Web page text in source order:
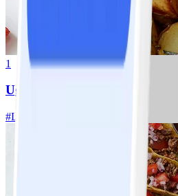
1
Ugnsrostad potatis
#Lätt